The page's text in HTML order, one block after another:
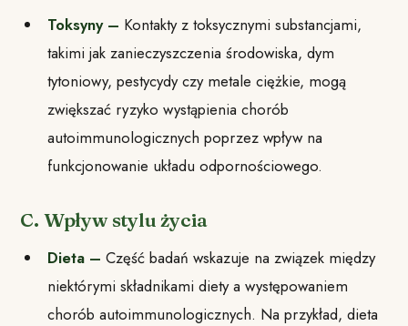
Toksyny – Kontakty z toksycznymi substancjami,
takimi jak zanieczyszczenia środowiska, dym
tytoniowy, pestycydy czy metale ciężkie, mogą
zwiększać ryzyko wystąpienia chorób
autoimmunologicznych poprzez wpływ na
funkcjonowanie układu odpornościowego.
C. Wpływ stylu życia
Dieta – Część badań wskazuje na związek między
niektórymi składnikami diety a występowaniem
chorób autoimmunologicznych. Na przykład, dieta